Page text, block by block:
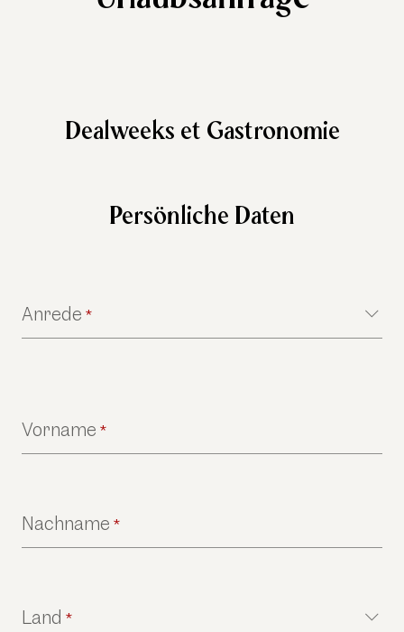
Dealweeks et Gastronomie
Persönliche Daten
Anrede *
Vorname *
Nachname *
Land *